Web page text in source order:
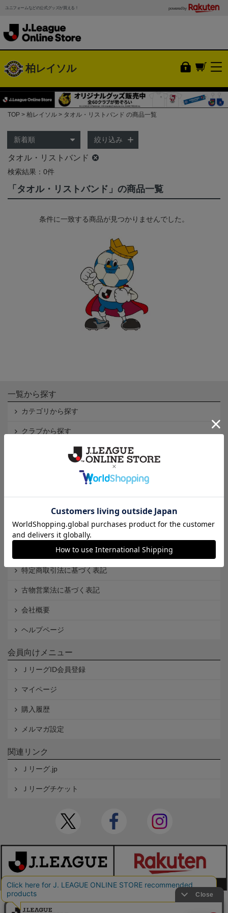
ユニフォームなどの公式グッズが買える！ powered by
柏レイソル
TOP 柏レイソル タオル・リストバンド の商品一覧
絞り込み
タオル・リストバンド
検索結果：0件
「タオル・リストバンド」の商品一覧
条件に一致する商品が見つかりませんでした。
一覧から探す
カテゴリから探す
クラブから探す
Ｊ2
インフォメーション
個人情報保護方針
Cookieポリシー
特定商取引法に基づく表記
古物営業法に基づく表記
会社概要
ヘルプページ
会員向けメニュー
ＪリーグID会員登録
マイページ
購入履歴
メルマガ設定
関連リンク
Ｊリーグ.jp
Ｊリーグチケット